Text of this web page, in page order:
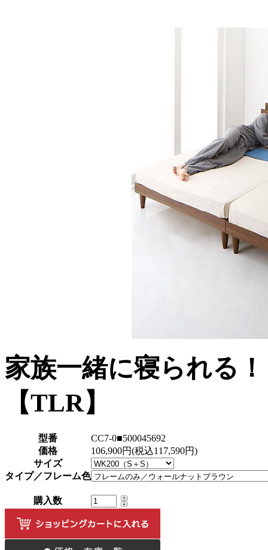
家族一緒に寝られる
【TLR】
型番
CC7-0■500045692
価格
106,900円(税込117,590円)
サイズ
タイプ／フレーム色
購入数